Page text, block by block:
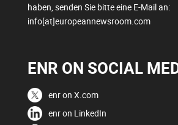
haben, senden Sie bitte eine E-Mail an:
info[at]europeannewsroom.com
ENR ON SOCIAL
enr on X.com
enr on LinkedIn